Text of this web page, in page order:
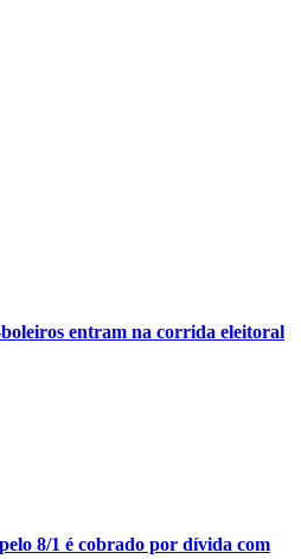
entram na corrida eleitoral
8/1 é cobrado por dívida com